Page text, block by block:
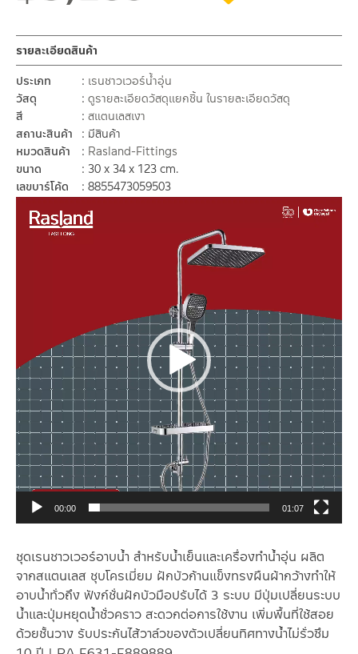
ชุดเรนชาวเวอร์อาบน้ำ สำหรับน้ำเย็นและเครื่องทำน้ำอุ่น ผลิต
จากสแตนเลส ชุบโครเมี่ยม ฝักบัวก้านแข็งทรงผืนผ้ากว้างทำให้
อาบน้ำทั่วถึง ฟังก์ชั่นฝักบัวมือปรับได้ 3 ระบบ มีปุ่มเปลี่ยนระบบ
น้ำและปุ่มหยุดน้ำชั่วคราว สะดวกต่อการใช้งาน เพิ่มพื้นที่ใช้สอย
ด้วยชั้นวาง รับประกันไส้วาล์วของตัวเปลี่ยนทิศทางน้ำไม่รั่วซึม
รายละเอียดสินค้า
ประเภท
เรนชาวเวอร์น้ำอุ่น
วัสดุ
ดูรายละเอียดวัสดุแยกชิ้น ในรายละเอียดวัสดุ
สี
สแตนเลสเงา
สถานะสินค้า
มีสินค้า
หมวดสินค้า
Rasland-Fittings
ขนาด
30 x 34 x 123 cm.
เลขบาร์โค้ด
8855473059503
เล่น
00:00 01:07